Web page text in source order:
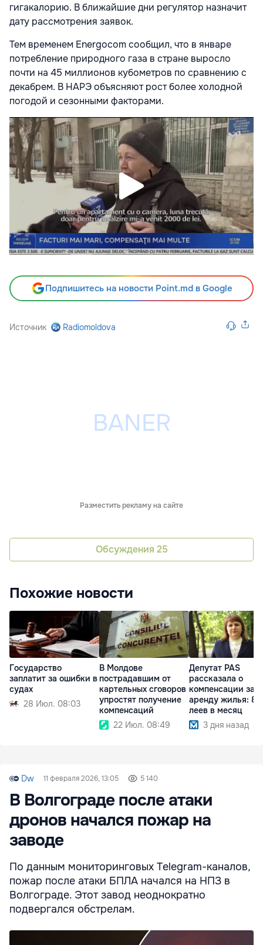
гигакалорию. В ближайшие дни регулятор назначит
дату рассмотрения заявок.
Тем временем Energocom сообщил, что в январе
потребление природного газа в стране выросло
почти на 45 миллионов кубометров по сравнению с
декабрем. В НАРЭ объясняют рост более холодной
погодой и сезонными факторами.
Подпишитесь на новости Point.md в Google
Источник Radiomoldova
Разместить рекламу на сайте
Обсуждения 25
Похожие новости
Государство
заплатит за ошибки в
судах
28 Июл. 08:03
В Молдове
пострадавшим от
картельных сговоров
упростят получение
компенсаций
22 Июл. 08:49
Депутат PAS
рассказала о
компенсации за
аренду жилья:
леев в месяц
3 дня назад
Dw 11 февраля 2026, 13:05 5 140
В Волгограде после атаки
дронов начался пожар на
заводе
По данным мониторинговых Telegram-каналов,
пожар после атаки БПЛА начался на НПЗ в
Волгограде. Этот завод неоднократно
подвергался обстрелам.